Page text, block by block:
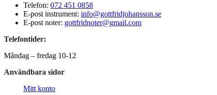
Telefon: 072 451 0858
E-post instrument: info@gottfridjohansson.se
E-post noter: gottfridnoter@gmail.com
Telefontider:
Måndag – fredag 10-12
Användbara sidor
Mitt konto